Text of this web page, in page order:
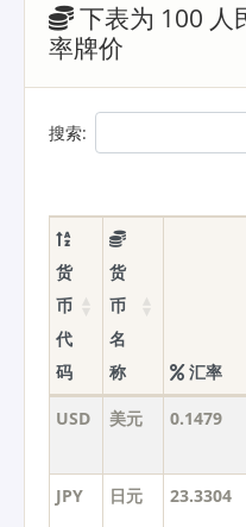
下表为 100 人
率牌价
搜索:
货
币
代
码
货
币
名
称
汇率
USD 美元 0.1479
JPY 日元 23.3304